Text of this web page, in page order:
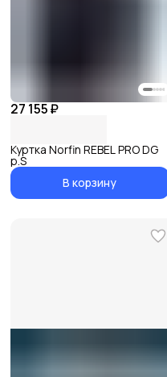
27 155 ₽
Куртка Norfin REBEL PRO DG
р.S
В корзину